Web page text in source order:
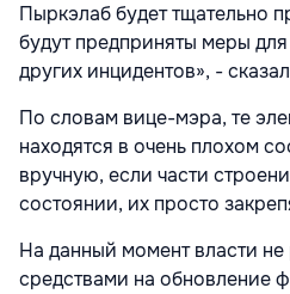
Пыркэлаб будет тщательно
будут предприняты меры
других инцидентов», -
По словам вице-мэра, те
находятся в очень плохом
вручную, если части
состоянии, их просто
На данный момент власти
средствами на обновление